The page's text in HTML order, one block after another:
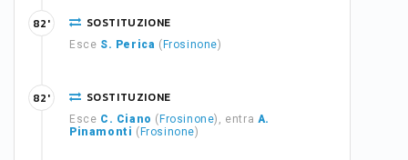
SOSTITUZIONE
Esce S. Perica ( Frosinone)
82'
SOSTITUZIONE
Esce C. Ciano ( Frosinone), entra A.
Pinamonti ( Frosinone)
82'